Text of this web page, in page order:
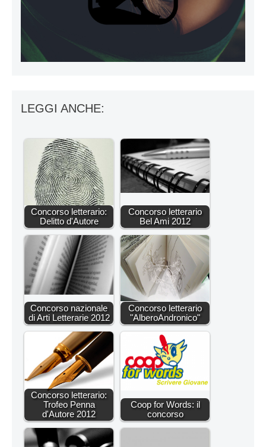
LEGGI ANCHE:
Concorso letterario:
Delitto d'Autore
Concorso letterario
Bel Ami 2012
Concorso nazionale
di Arti Letterarie 2012
Concorso letterario
"AlberoAndronico"
Concorso letterario:
Trofeo Penna
d'Autore 2012
Coop for Words: il
concorso